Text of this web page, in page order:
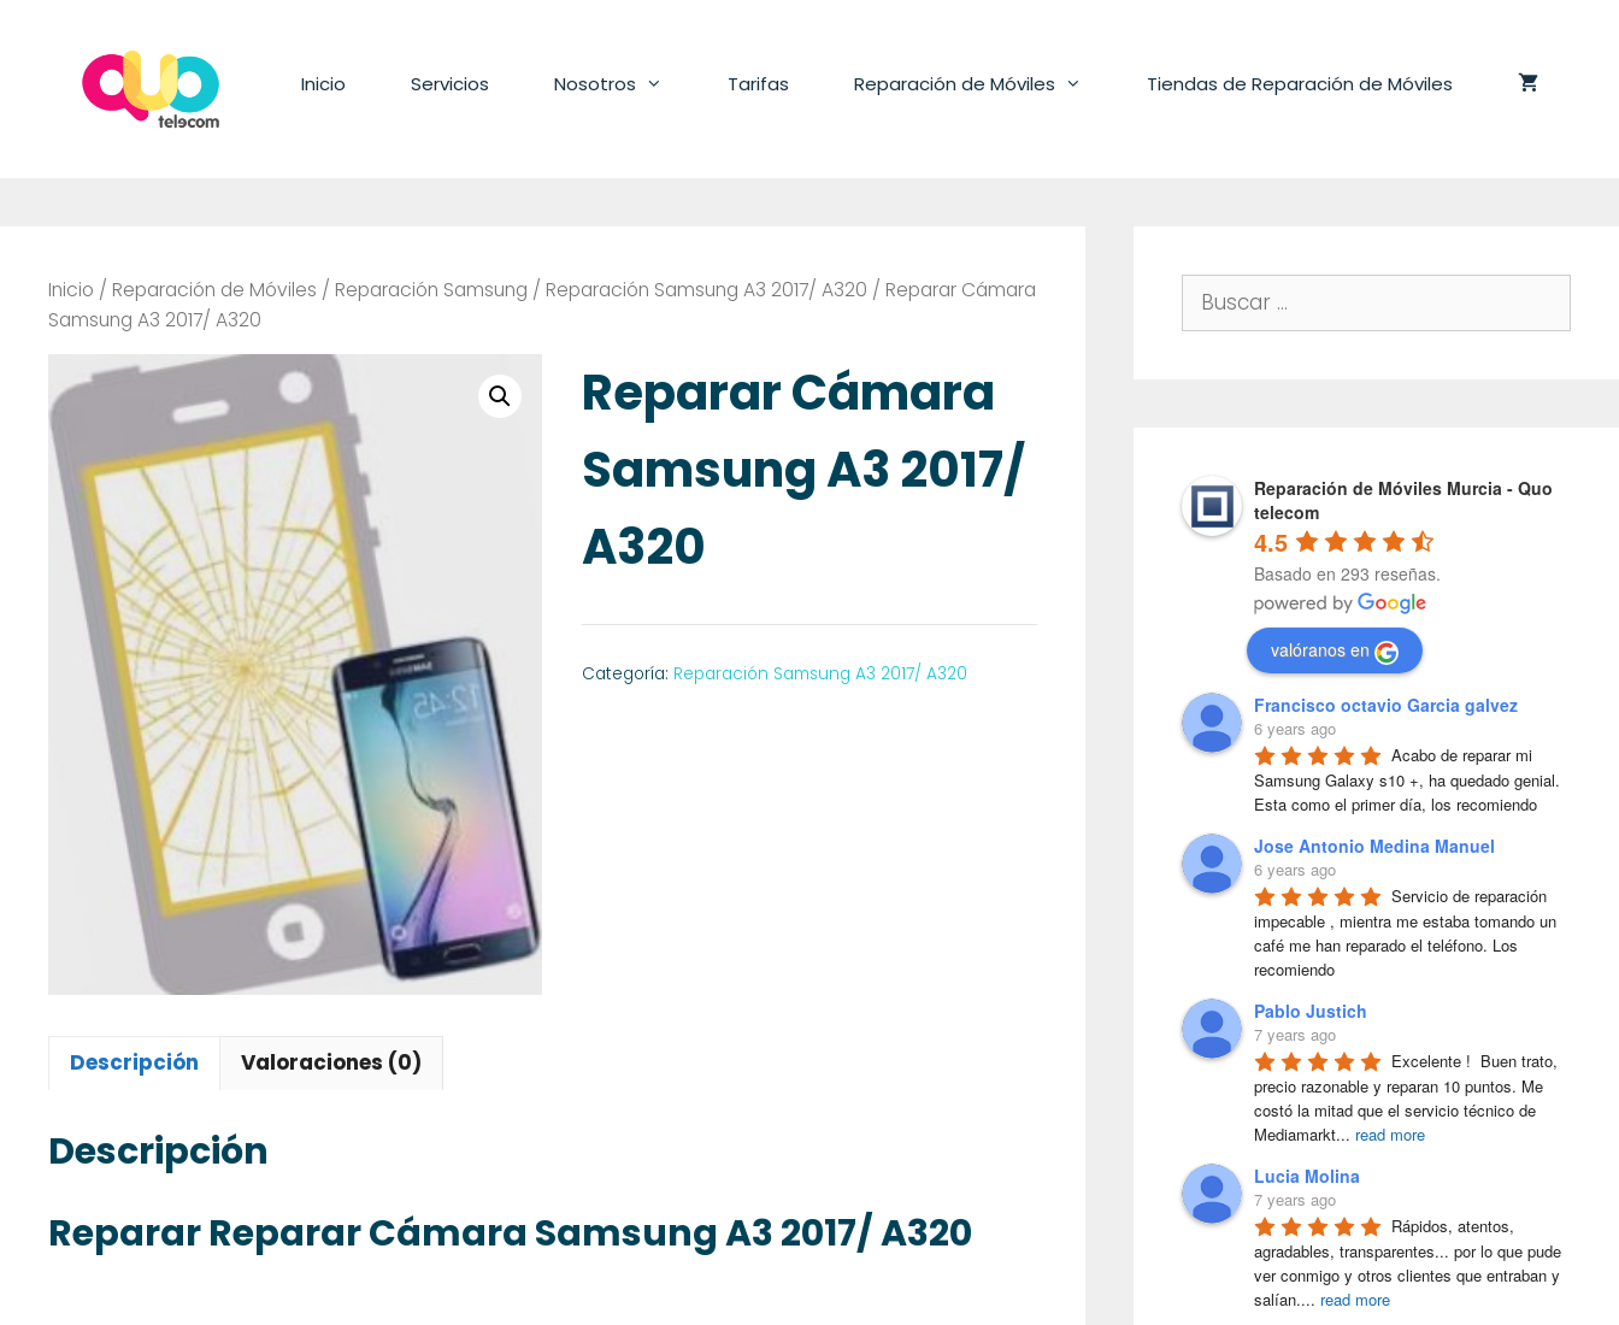
contenido
Inicio Servicios Nosotros Tarifas Reparación de Móviles Tiendas de Reparación de Móviles
Inicio / Reparación de Móviles / Reparación Samsung / Reparación Samsung A3 2017/ A320 / Reparar Cámara
Samsung A3 2017/ A320
Reparar Cámara
Samsung A3 2017/
A320
Categoría: Reparación Samsung A3 2017/ A320
Descripción Valoraciones (0)
Descripción
Reparar Reparar Cámara Samsung A3 2017/ A320
Buscar:
Reparación de Móviles Murcia - Quo
telecom
4.5
Basado en 293 reseñas.
valóranos en
Francisco octavio Garcia galvez
6 years ago
Acabo de reparar mi
Samsung Galaxy s10 +, ha quedado genial.
Esta como el primer día, los recomiendo
Jose Antonio Medina Manuel
6 years ago
Servicio de reparación
impecable , mientra me estaba tomando un
café me han reparado el teléfono. Los
recomiendo
Pablo Justich
7 years ago
Excelente !  Buen trato,
precio razonable y reparan 10 puntos. Me
costó la mitad que el servicio técnico de
Mediamarkt... read more
Lucia Molina
7 years ago
Rápidos, atentos,
agradables, transparentes... por lo que pude
ver conmigo y otros clientes que entraban y
salían.... read more